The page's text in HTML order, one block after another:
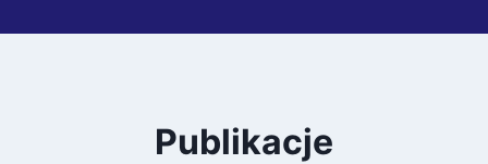
Publikacje